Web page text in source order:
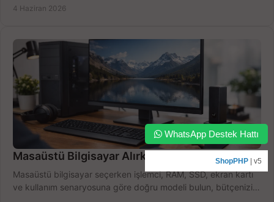
4 Haziran 2026
Masaüstü Bilgisayar Alırken Doğru Seçim
Masaüstü bilgisayar seçerken işlemci, RAM, SSD, ekran kartı
ve kullanım senaryosuna göre doğru modeli bulun, bütçenizi
WhatsApp Destek Hattı
ShopPHP | v5